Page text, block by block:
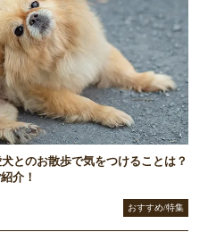
とのお散歩で気をつけることは？
介！
おすすめ/特集